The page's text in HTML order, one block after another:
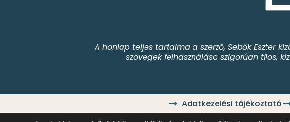
A honlap teljes tartalma a szerző, Sebők Eszter
szövegek felhasználása szigorúan tilos,
Adatkezelési tájékoztató